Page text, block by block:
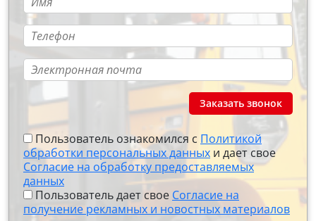
Заказать звонок
Пользователь ознакомился с Политикой
обработки персональных данных и дает свое
Согласие на обработку предоставляемых
данных
Пользователь дает свое Согласие на
получение рекламных и новостных материалов